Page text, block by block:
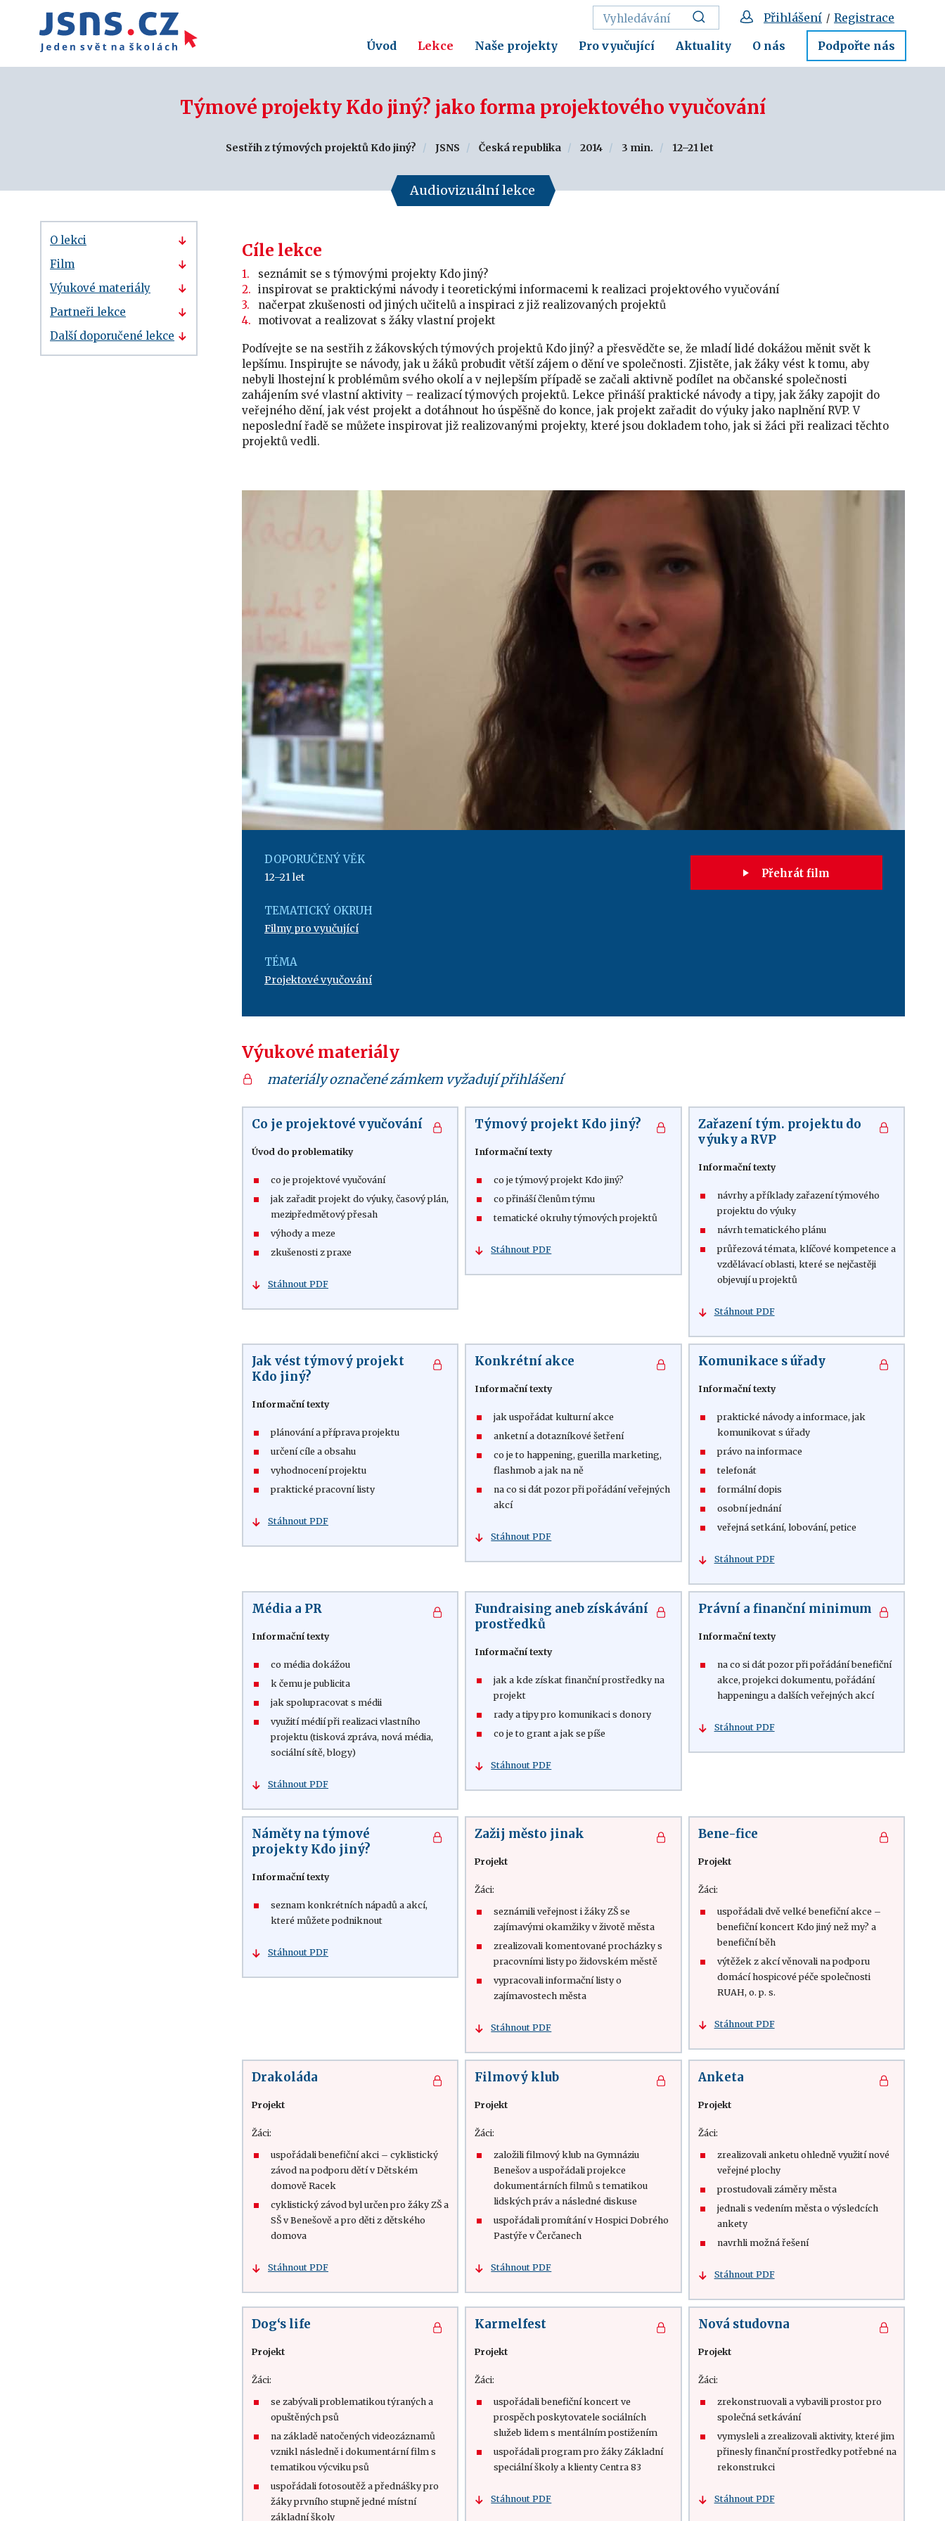
Úvod Lekce Naše projekty Pro vyučující Aktuality O nás Podpořte nás
Přihlášení / Registrace
Týmové projekty Kdo jiný? jako forma projektového vyučování
Sestřih z týmových projektů Kdo jiný? JSNS Česká republika 2014 3 min. 12–21 let
Audiovizuální lekce
O lekci
Film
Výukové materiály
Partneři lekce
Další doporučené lekce
Cíle lekce
seznámit se s týmovými projekty Kdo jiný?
inspirovat se praktickými návody i teoretickými informacemi k realizaci projektového vyučování
načerpat zkušenosti od jiných učitelů a inspiraci z již realizovaných projektů
motivovat a realizovat s žáky vlastní projekt
Podívejte se na sestřih z žákovských týmových projektů Kdo jiný? a přesvědčte se, že mladí lidé dokážou měnit svět k
lepšímu. Inspirujte se návody, jak u žáků probudit větší zájem o dění ve společnosti. Zjistěte, jak žáky vést k tomu, aby
nebyli lhostejní k problémům svého okolí a v nejlepším případě se začali aktivně podílet na občanské společnosti
zahájením své vlastní aktivity – realizací týmových projektů. Lekce přináší praktické návody a tipy, jak žáky zapojit do
veřejného dění, jak vést projekt a dotáhnout ho úspěšně do konce, jak projekt zařadit do výuky jako naplnění RVP. V
neposlední řadě se můžete inspirovat již realizovanými projekty, které jsou dokladem toho, jak si žáci při realizaci těchto
projektů vedli.
DOPORUČENÝ VĚK
12–21 let
TEMATICKÝ OKRUH
Filmy pro vyučující
TÉMA
Projektové vyučování
Přehrát film
Výukové materiály
materiály označené zámkem vyžadují přihlášení
Co je projektové vyučování
Úvod do problematiky
co je projektové vyučování
jak zařadit projekt do výuky, časový plán,
mezipředmětový přesah
výhody a meze
zkušenosti z praxe
Stáhnout PDF
Týmový projekt Kdo jiný?
Informační texty
co je týmový projekt Kdo jiný?
co přináší členům týmu
tematické okruhy týmových projektů
Stáhnout PDF
Zařazení tým. projektu do
výuky a RVP
Informační texty
návrhy a příklady zařazení týmového
projektu do výuky
návrh tematického plánu
průřezová témata, klíčové kompetence a
vzdělávací oblasti, které se nejčastěji
objevují u projektů
Stáhnout PDF
Jak vést týmový projekt
Kdo jiný?
Informační texty
plánování a příprava projektu
určení cíle a obsahu
vyhodnocení projektu
praktické pracovní listy
Stáhnout PDF
Konkrétní akce
Informační texty
jak uspořádat kulturní akce
anketní a dotazníkové šetření
co je to happening, guerilla marketing,
flashmob a jak na ně
na co si dát pozor při pořádání veřejných
akcí
Stáhnout PDF
Komunikace s úřady
Informační texty
praktické návody a informace, jak
komunikovat s úřady
právo na informace
telefonát
formální dopis
osobní jednání
veřejná setkání, lobování, petice
Stáhnout PDF
Média a PR
Informační texty
co média dokážou
k čemu je publicita
jak spolupracovat s médii
využití médií při realizaci vlastního
projektu (tisková zpráva, nová média,
sociální sítě, blogy)
Stáhnout PDF
Fundraising aneb získávání
prostředků
Informační texty
jak a kde získat finanční prostředky na
projekt
rady a tipy pro komunikaci s donory
co je to grant a jak se píše
Stáhnout PDF
Právní a finanční minimum
Informační texty
na co si dát pozor při pořádání benefiční
akce, projekci dokumentu, pořádání
happeningu a dalších veřejných akcí
Stáhnout PDF
Náměty na týmové
projekty Kdo jiný?
Informační texty
seznam konkrétních nápadů a akcí,
které můžete podniknout
Stáhnout PDF
Zažij město jinak
Projekt
Žáci:
seznámili veřejnost i žáky ZŠ se
zajímavými okamžiky v životě města
zrealizovali komentované procházky s
pracovními listy po židovském městě
vypracovali informační listy o
zajímavostech města
Stáhnout PDF
Bene-fice
Projekt
Žáci:
uspořádali dvě velké benefiční akce –
benefiční koncert Kdo jiný než my? a
benefiční běh
výtěžek z akcí věnovali na podporu
domácí hospicové péče společnosti
RUAH, o. p. s.
Stáhnout PDF
Drakoláda
Projekt
Žáci:
uspořádali benefiční akci – cyklistický
závod na podporu dětí v Dětském
domově Racek
cyklistický závod byl určen pro žáky ZŠ a
SŠ v Benešově a pro děti z dětského
domova
Stáhnout PDF
Filmový klub
Projekt
Žáci:
založili filmový klub na Gymnáziu
Benešov a uspořádali projekce
dokumentárních filmů s tematikou
lidských práv a následné diskuse
uspořádali promítání v Hospici Dobrého
Pastýře v Čerčanech
Stáhnout PDF
Anketa
Projekt
Žáci:
zrealizovali anketu ohledně využití nové
veřejné plochy
prostudovali záměry města
jednali s vedením města o výsledcích
ankety
navrhli možná řešení
Stáhnout PDF
Dog‘s life
Projekt
Žáci:
se zabývali problematikou týraných a
opuštěných psů
na základě natočených videozáznamů
vznikl následně i dokumentární film s
tematikou výcviku psů
uspořádali fotosoutěž a přednášky pro
žáky prvního stupně jedné místní
základní školy
Karmelfest
Projekt
Žáci:
uspořádali benefiční koncert ve
prospěch poskytovatele sociálních
služeb lidem s mentálním postižením
uspořádali program pro žáky Základní
speciální školy a klienty Centra 83
Stáhnout PDF
Nová studovna
Projekt
Žáci:
zrekonstruovali a vybavili prostor pro
společná setkávání
vymysleli a zrealizovali aktivity, které jim
přinesly finanční prostředky potřebné na
rekonstrukci
Stáhnout PDF